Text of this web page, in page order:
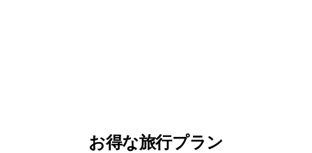
お得な旅行プラン